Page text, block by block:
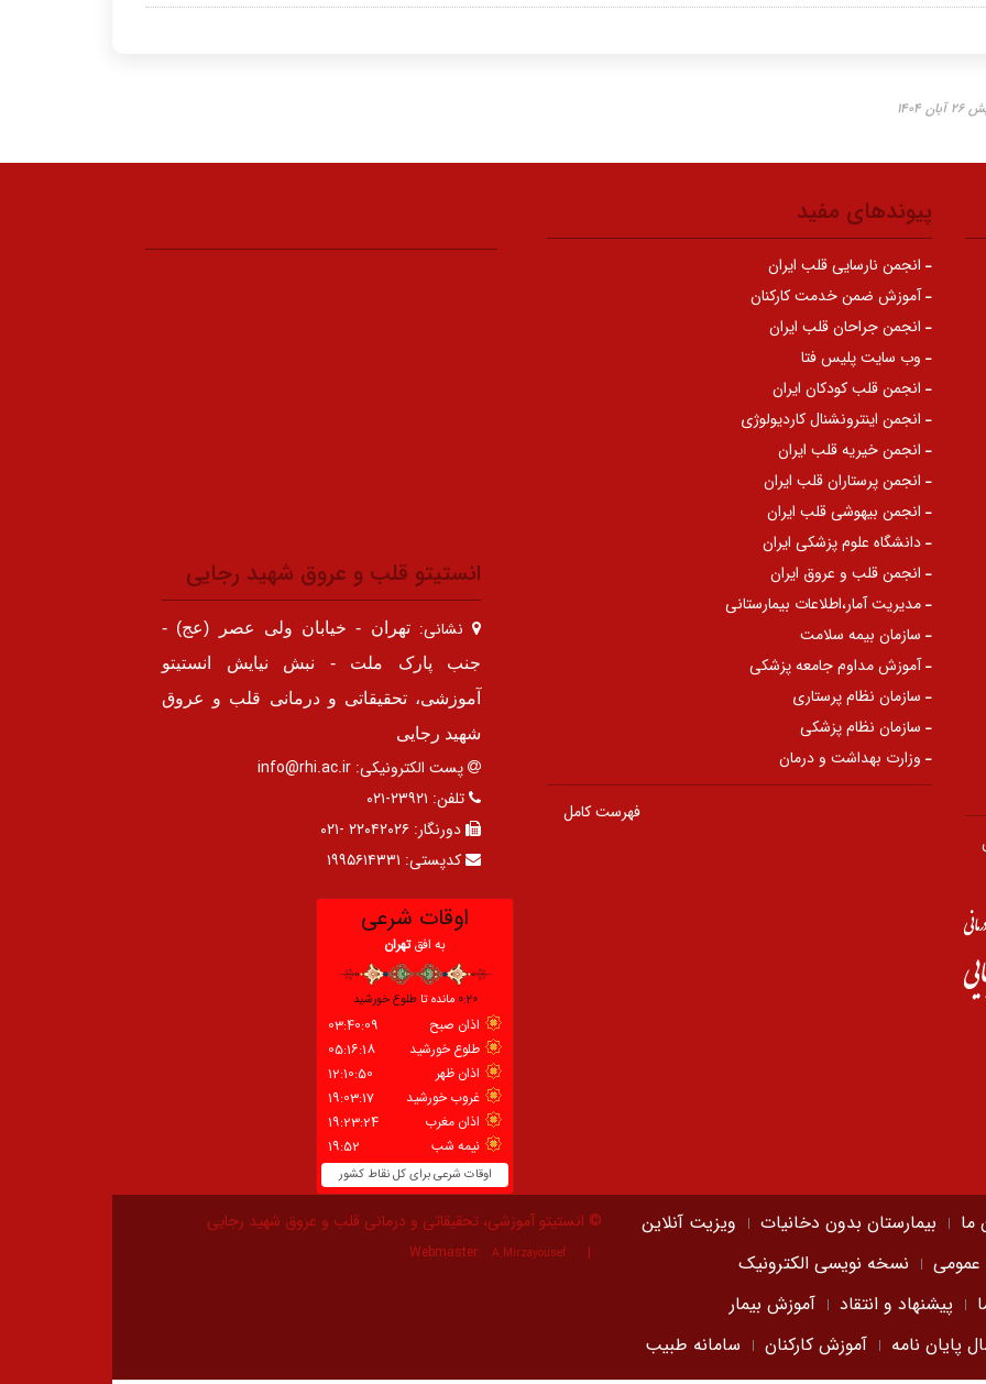
۱۴۰۴
پیوندهای مفید
انجمن نارسایی قلب ایران
آموزش ضمن خدمت کارکنان
انجمن جراحان قلب ایران
وب سایت پلیس فتا
انجمن قلب کودکان ایران
انجمن اینترونشنال کاردیولوژی
انجمن خیریه قلب ایران
انجمن پرستاران قلب ایران
انجمن بیهوشی قلب ایران
دانشگاه علوم پزشکی ایران
انجمن قلب و عروق ایران
مدیریت آمار،اطلاعات بیمارستانی
سازمان بیمه سلامت
آموزش مداوم جامعه پزشکی
سازمان نظام پرستاری
سازمان نظام پزشکی
وزارت بهداشت و درمان
فهرست کامل
انستیتو قلب و عروق شهید رجایی
نشانی:تهران - خیابان ولی عصر (عج) -
جنب پارک ملت - نبش نیایش انستیتو
آموزشی، تحقیقاتی و درمانی قلب و عروق
شهید رجایی
پست الکترونیکی: info@rhi.ac.ir
تلفن: ۲۳۹۲۱-۰۲۱
دورنگار: ۲۲۰۴۲۰۲۶ -۰۲۱
کدپستی: ۱۹۹۵۶۱۴۳۳۱
ما بیمارستان بدون دخانیات
ویزیت آنلاین
عمومی
نسخه نویسی الکترونیک
پیشنهاد و انتقاد
آموزش بیمار
پایان نامه آموزش کارکنان سامانه طبیب
© انستیتو آموزشی، تحقیقاتی و درمانی قلب و عروق شهید رجایی
Webmaster: A.Mirzayousef